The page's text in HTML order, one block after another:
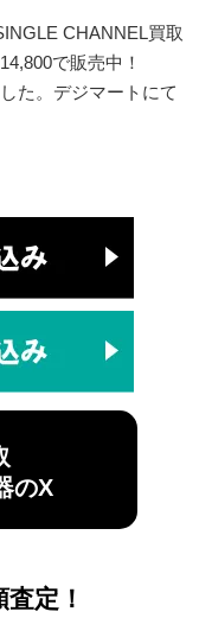
CHANNEL買取
で販売中！
た。デジマートにて
のX
定！